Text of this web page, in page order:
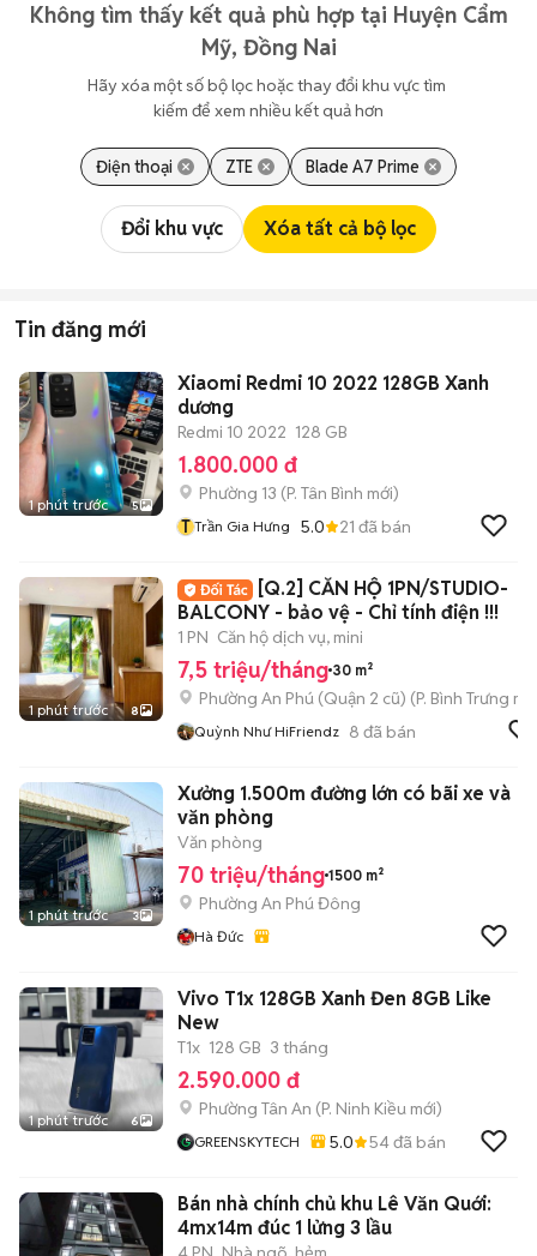
Không tìm thấy kết quả phù hợp tại Huyện Cẩm
Mỹ, Đồng Nai
Hãy xóa một số bộ lọc hoặc thay đổi khu vực tìm
kiếm để xem nhiều kết quả hơn
Điện thoại ZTE Blade A7 Prime
Đổi khu vực Xóa tất cả bộ lọc
Tin đăng mới
1 phút trước 5
Xiaomi Redmi 10 2022 128GB Xanh
dương
Redmi 10 2022 128 GB
1.800.000 đ
Phường 13 (P. Tân Bình mới)
T Trần Gia Hưng 5.0 21 đã bán
1 phút trước 8
[Q.2] CĂN HỘ 1PN/STUDIO-
BALCONY - bảo vệ - Chỉ tính điện !!!
1 PN Căn hộ dịch vụ, mini
7,5 triệu/tháng 30 m²
Phường An Phú (Quận 2 cũ) (P. Bình Trưng
Quỳnh Như HiFriendz 8 đã bán
1 phút trước 3
Xưởng 1.500m đường lớn có bãi xe và
văn phòng
Văn phòng
70 triệu/tháng 1500 m²
Phường An Phú Đông
Hà Đức
1 phút trước 6
Vivo T1x 128GB Xanh Đen 8GB Like
New
T1x 128 GB 3 tháng
2.590.000 đ
Phường Tân An (P. Ninh Kiều mới)
GREENSKYTECH 5.0 54đã bán
Bán nhà chính chủ khu Lê Văn Quới:
4mx14m đúc 1 lửng 3 lầu